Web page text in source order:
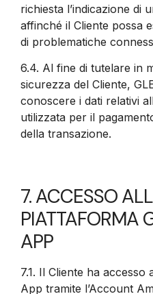
richiesta l’indicazione di
affinché il Cliente possa
di problematiche
6.4. Al fine di tutelare in
sicurezza del Cliente,
conoscere i dati relativi
utilizzata per il
della transazione.
7. ACCESSO
PIATTAFORMA
APP
7.1. Il Cliente ha accesso
App tramite l’Account